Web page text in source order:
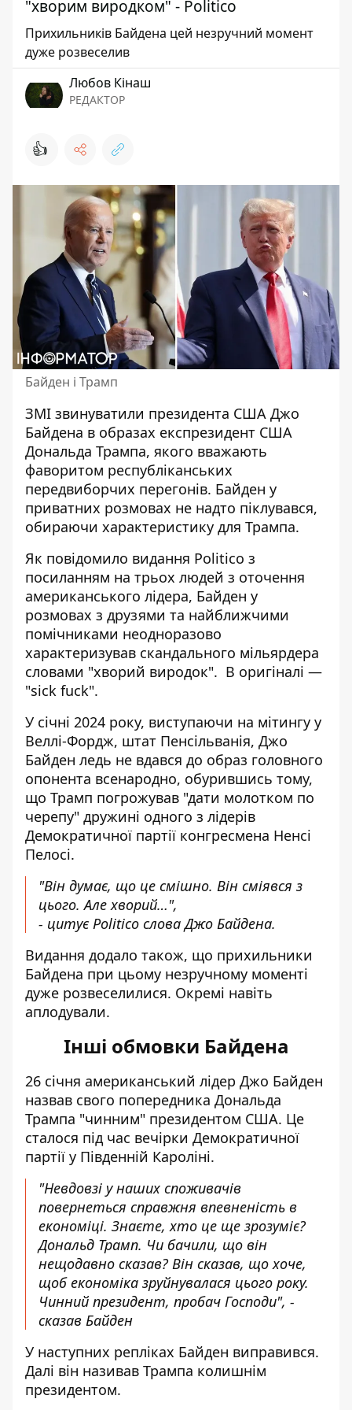
"хворим виродком" - Politico
Прихильників Байдена цей незручний момент
дуже розвеселив
Любов Кінаш
РЕДАКТОР
👍
Байден і Трамп
ЗМІ звинуватили президента США Джо
Байдена в образах експрезидент США
Дональда Трампа, якого вважають
фаворитом республіканських
передвиборчих перегонів. Байден у
приватних розмовах не надто піклувався,
обираючи характеристику для Трампа.
Як повідомило видання Politico з
посиланням на трьох людей з оточення
американського лідера, Байден у
розмовах з друзями та найближчими
помічниками неодноразово
характеризував скандального мільярдера
словами "хворий виродок". В оригіналі —
"sick fuck".
У січні 2024 року, виступаючи на мітингу у
Веллі-Фордж, штат Пенсільванія, Джо
Байден ледь не вдався до образ головного
опонента всенародно, обурившись тому,
що Трамп погрожував "дати молотком по
черепу" дружині одного з лідерів
Демократичної партії конгресмена Ненсі
Пелосі.
"Він думає, що це смішно. Він сміявся з
цього. Але хворий…",
- цитує Politico слова Джо Байдена.
Видання додало також, що прихильники
Байдена при цьому незручному моменті
дуже розвеселилися. Окремі навіть
аплодували.
Інші обмовки Байдена
26 січня американський лідер Джо Байден
назвав свого попередника Дональда
Трампа "чинним" президентом США. Це
сталося під час вечірки Демократичної
партії у Південній Кароліні.
"Невдовзі у наших споживачів
повернеться справжня впевненість в
економіці. Знаєте, хто це ще зрозуміє?
Дональд Трамп. Чи бачили, що він
нещодавно сказав? Він сказав, що хоче,
щоб економіка зруйнувалася цього року.
Чинний президент, пробач Господи", -
сказав Байден
У наступних репліках Байден виправився.
Далі він називав Трампа колишнім
президентом.